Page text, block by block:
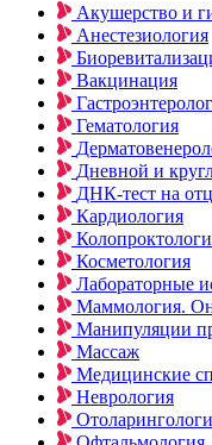
Акушерство и
Анестезиология
Вакцинация
Гематология
Дневной и
ДНК-тест на
Кардиология
Косметология
Лабораторные
Маммология.
Манипуляции
Массаж
Медицинские
Неврология